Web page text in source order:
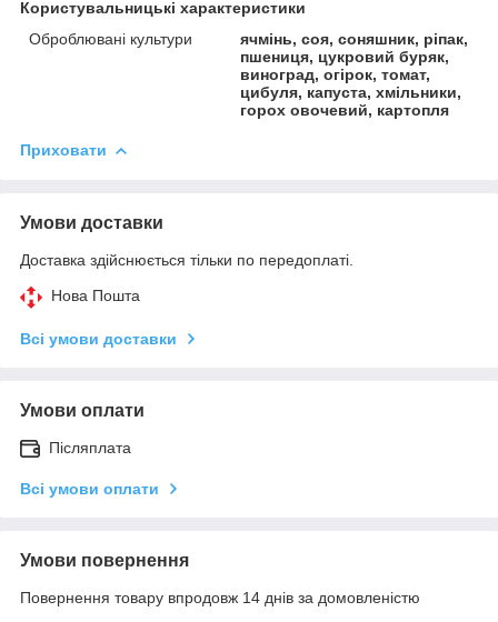
Користувальницькі характеристики
Оброблювані культури
ячмінь, соя, соняшник, ріпак,
пшениця, цукровий буряк,
виноград, огірок, томат,
цибуля, капуста, хмільники,
горох овочевий, картопля
Приховати
Умови доставки
Доставка здійснюється тільки по передоплаті.
Нова Пошта
Всі умови доставки
Умови оплати
Післяплата
Всі умови оплати
Умови повернення
Повернення товару впродовж 14 днів за домовленістю